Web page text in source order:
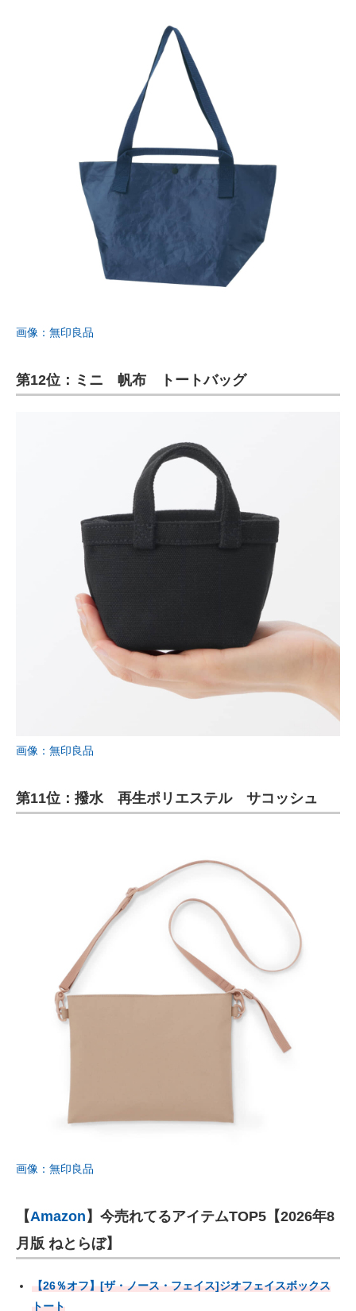
画像：無印良品
第12位：ミニ 帆布 トートバッグ
画像：無印良品
第11位：撥水 再生ポリエステル サコッシュ
画像：無印良品
【Amazon 】今売れてるアイテムTOP5【2026年8
月版 ねとらぼ】
【26％オフ】[ザ・ノース・フェイス]ジオフェイスボックス
トート